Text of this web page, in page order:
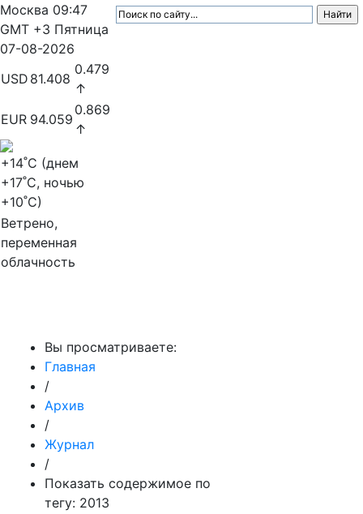
Москва 09:47
GMT +3 Пятница
07-08-2026
USD 81.408
0.479
↑
EUR 94.059
0.869
↑
+14˚C (днем
+17˚C, ночью
+10˚C)
Ветрено,
переменная
облачность
Вы просматриваете:
Главная
/
Архив
/
Журнал
/
Показать содержимое по
тегу: 2013